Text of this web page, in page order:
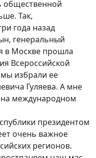
общественной
Так,
года назад
генеральный
в Москве прошла
Всероссийской
избрали ее
Гуляева. А мне
международном
президентом
очень важное
регионов.